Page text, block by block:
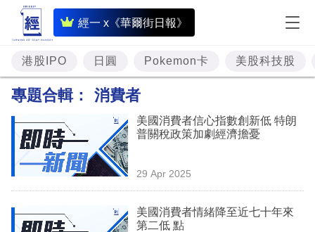
經一 x《華爾街日報》
即
時
財
經
投
資
港股IPO 日圓 Pokemon卡 美股科技股
專題合輯： 消費者
美國消費者信心指數創新低 特朗
普關稅政策加劇經濟擔憂
29 Apr 2025
美國消費者情緒降至近七十年來
第二低 點